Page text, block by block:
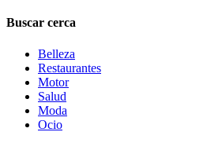
Buscar cerca
Belleza
Restaurantes
Motor
Salud
Moda
Ocio